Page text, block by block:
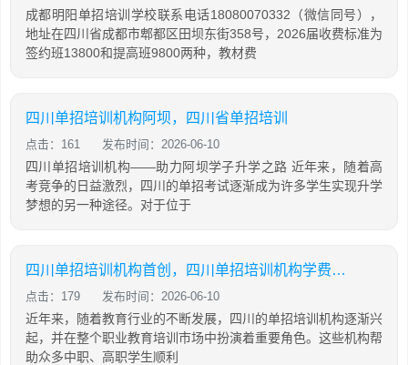
成都明阳单招培训学校联系电话18080070332（微信同号），
地址在四川省成都市郫都区田坝东街358号，2026届收费标准为
签约班13800和提高班9800两种，教材费
四川单招培训机构阿坝，四川省单招培训
点击：161 发布时间：2026-06-10
四川单招培训机构——助力阿坝学子升学之路 近年来，随着高
考竞争的日益激烈，四川的单招考试逐渐成为许多学生实现升学
梦想的另一种途径。对于位于
四川单招培训机构首创，四川单招培训机构学费大概是多少
点击：179 发布时间：2026-06-10
近年来，随着教育行业的不断发展，四川的单招培训机构逐渐兴
起，并在整个职业教育培训市场中扮演着重要角色。这些机构帮
助众多中职、高职学生顺利